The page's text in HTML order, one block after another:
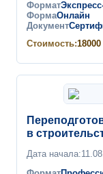
Формат
ФормаОнлайн
Документ
Стоимость:18000
в
Дата начала: